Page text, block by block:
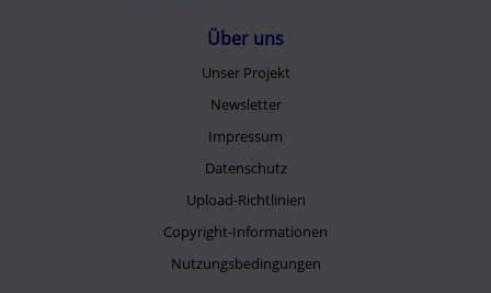
Über uns
Unser Projekt
Newsletter
Impressum
Datenschutz
Upload-Richtlinien
Copyright-Informationen
Nutzungsbedingungen